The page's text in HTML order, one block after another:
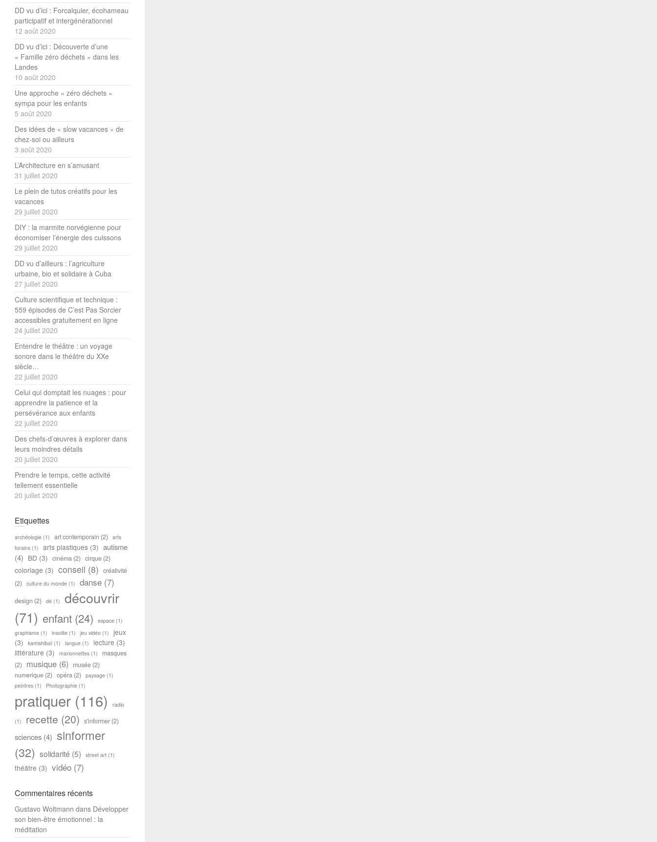
DD vu d’ici : Forcalquier, écohameau
participatif et intergénérationnel
12 août 2020
DD vu d’ici : Découverte d’une
« Famille zéro déchets » dans les
Landes
10 août 2020
Une approche « zéro déchets »
sympa pour les enfants
5 août 2020
Des idées de « slow vacances » de
chez-soi ou ailleurs
3 août 2020
L’Architecture en s’amusant
31 juillet 2020
Le plein de tutos créatifs pour les
vacances
29 juillet 2020
DIY : la marmite norvégienne pour
économiser l’énergie des cuissons
29 juillet 2020
DD vu d’ailleurs : l’agriculture
urbaine, bio et solidaire à Cuba
27 juillet 2020
Culture scientifique et technique :
559 épisodes de C’est Pas Sorcier
accessibles gratuitement en ligne
24 juillet 2020
Entendre le théâtre : un voyage
sonore dans le théâtre du XXe
siècle…
22 juillet 2020
Celui qui domptait les nuages : pour
apprendre la patience et la
persévérance aux enfants
22 juillet 2020
Des chefs-d’œuvres à explorer dans
leurs moindres détails
20 juillet 2020
Prendre le temps, cette activité
tellement essentielle
20 juillet 2020
Etiquettes
archéologie (1) art contemporain (2) arts
forains (1) arts plastiques (3) autisme
(4) BD (3) cinéma (2) cirque (2)
coloriage (3) conseil (8) créativité
(2) culture du monde (1) danse (7)
design (2) dé (1)
découvrir
(71) enfant (24) espace (1)
graphisme (1) insolite (1) jeu vidéo (1)
jeux
(3)
kamishibaï (1) langue (1) lecture (3)
littérature (3) marionnettes (1)
masques
(2) musique (6) musée (2)
numerique (2) opéra (2) paysage (1)
peintres (1) Photographie (1)
pratiquer (116) radio
(1) recette (20) s'informer (2)
sciences (4) sinformer
(32) solidarité (5) street art (1)
théâtre (3) vidéo (7)
Commentaires récents
Gustavo Woltmann dans Développer
son bien-être émotionnel : la
méditation